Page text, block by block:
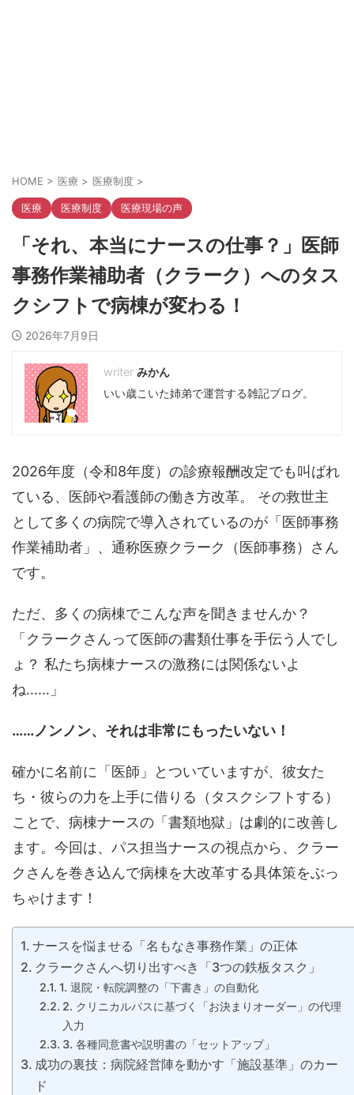
HOME > 医療 > 医療制度 >
医療 医療制度 医療現場の声
「それ、本当にナースの仕事？」医師
事務作業補助者（クラーク）へのタス
クシフトで病棟が変わる！
2026年7月9日
みかん
いい歳こいた姉弟で運営する雑記ブログ。
2026年度（令和8年度）の診療報酬改定でも叫ばれ
ている、医師や看護師の働き方改革。 その救世主
として多くの病院で導入されているのが「医師事務
作業補助者」、通称医療クラーク（医師事務）さん
です。
ただ、多くの病棟でこんな声を聞きませんか？
「クラークさんって医師の書類仕事を手伝う人でし
ょ？ 私たち病棟ナースの激務には関係ないよ
ね……」
……ノンノン、それは非常にもったいない！
確かに名前に「医師」とついていますが、彼女た
ち・彼らの力を上手に借りる（タスクシフトする）
ことで、病棟ナースの「書類地獄」は劇的に改善し
ます。今回は、パス担当ナースの視点から、クラー
クさんを巻き込んで病棟を大改革する具体策をぶっ
ちゃけます！
ナースを悩ませる「名もなき事務作業」の正体
クラークさんへ切り出すべき「3つの鉄板タスク」
1. 退院・転院調整の「下書き」の自動化
2. クリニカルパスに基づく「お決まりオーダー」の代理
入力
3. 各種同意書や説明書の「セットアップ」
成功の裏技：病院経営陣を動かす「施設基準」のカー
ド